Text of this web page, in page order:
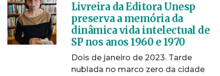
Livreira da Editora Unesp
preserva a memória da
dinâmica vida intelectual de
SP nos anos 1960 e 1970
Dois de janeiro de 2023. Tarde
nublada no marco zero da cidade